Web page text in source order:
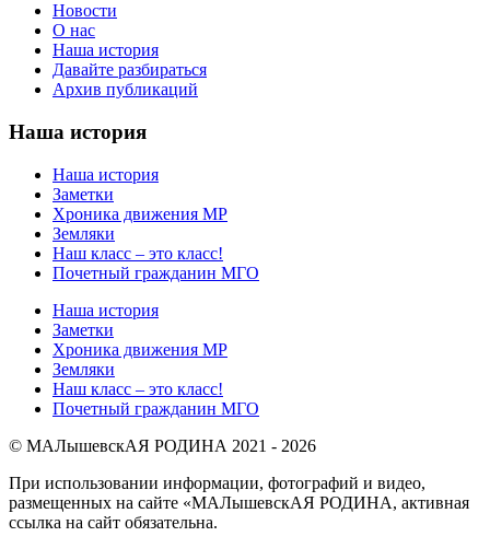
Новости
О нас
Наша история
Давайте разбираться
Архив публикаций
Наша история
Наша история
Заметки
Хроника движения МР
Земляки
Наш класс – это класс!
Почетный гражданин МГО
Наша история
Заметки
Хроника движения МР
Земляки
Наш класс – это класс!
Почетный гражданин МГО
© МАЛышевскАЯ РОДИНА 2021 - 2026
При использовании информации, фотографий и видео,
размещенных на сайте «МАЛышевскАЯ РОДИНА, активная
ссылка на сайт обязательна.